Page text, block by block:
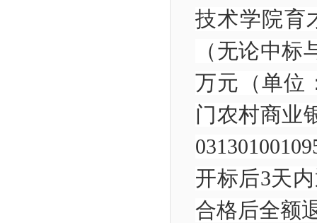
技术学院育
（无论中
万元（单位
门农村商业
开标后3天
合格后全额